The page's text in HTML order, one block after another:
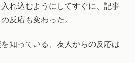
れ込むようにしてすぐに、記事
反応も変わった。
知っている、友人からの反応は